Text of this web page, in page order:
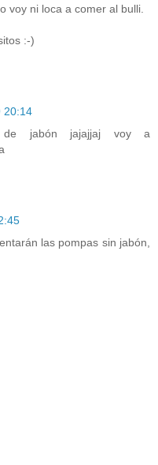
voy ni loca a comer al bulli.
:-)
20:14
de jabón jajajjaj voy a
las pompas sin jabón,